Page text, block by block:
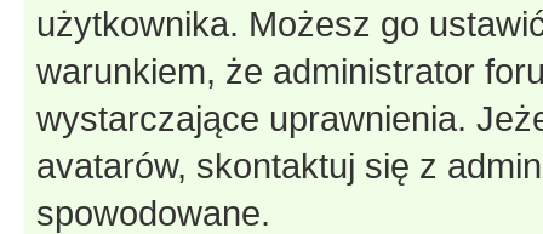
użytkownika. Możesz go
warunkiem, że administrator
wystarczające uprawnienia.
avatarów, skontaktuj się z
spowodowane.